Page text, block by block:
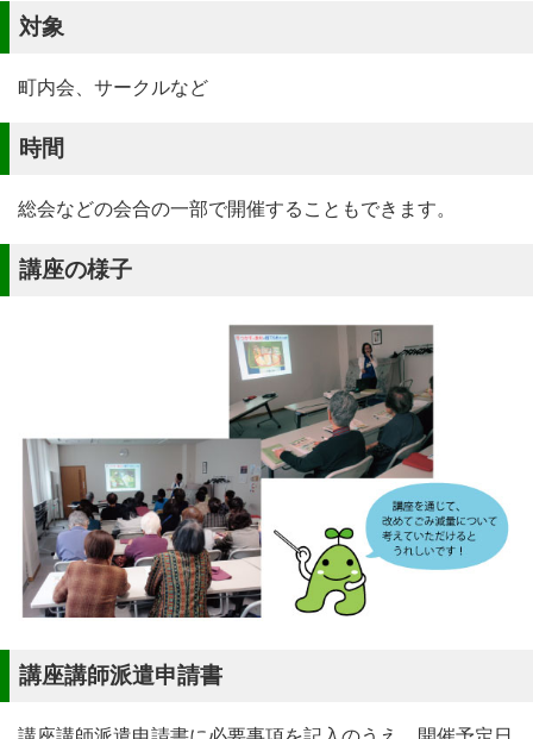
対象
町内会、サークルなど
時間
総会などの会合の一部で開催することもできます。
講座の様子
講座講師派遣申請書